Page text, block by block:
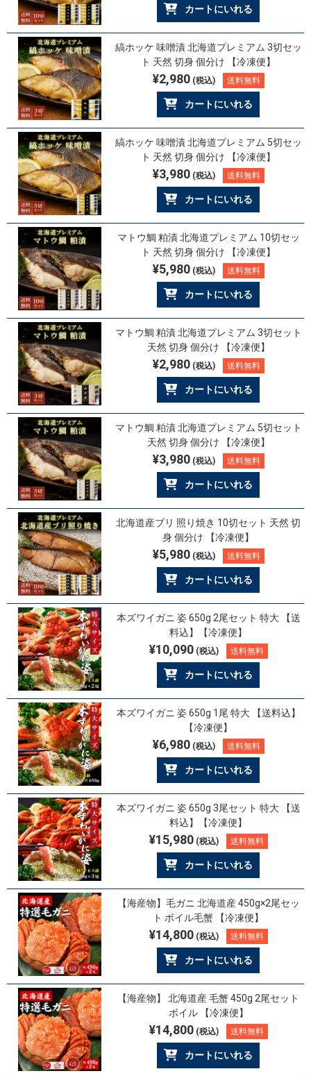
カートにいれる
縞ホッケ 味噌漬 北海道プレミアム 3切セッ
ト 天然 切身 個分け 【冷凍便】
¥2,980(税込) 送料無料
カートにいれる
縞ホッケ 味噌漬 北海道プレミアム 5切セッ
ト 天然 切身 個分け 【冷凍便】
¥3,980(税込) 送料無料
カートにいれる
マトウ鯛 粕漬 北海道プレミアム 10切セッ
ト 天然 切身 個分け 【冷凍便】
¥5,980(税込) 送料無料
カートにいれる
マトウ鯛 粕漬 北海道プレミアム 3切セット
天然 切身 個分け 【冷凍便】
¥2,980(税込) 送料無料
カートにいれる
マトウ鯛 粕漬 北海道プレミアム 5切セット
天然 切身 個分け 【冷凍便】
¥3,980(税込) 送料無料
カートにいれる
北海道産ブリ 照り焼き 10切セット 天然 切
身 個分け 【冷凍便】
¥5,980(税込) 送料無料
カートにいれる
本ズワイガニ 姿 650g 2尾セット 特大 【送
料込】【冷凍便】
¥10,090(税込) 送料無料
カートにいれる
本ズワイガニ 姿 650g 1尾 特大 【送料込】
【冷凍便】
¥6,980(税込) 送料無料
カートにいれる
本ズワイガニ 姿 650g 3尾セット 特大 【送
料込】【冷凍便】
¥15,980(税込) 送料無料
カートにいれる
【海産物】毛ガニ 北海道産 450g×2尾セッ
ト ボイル毛蟹 【冷凍便】
¥14,800(税込) 送料無料
カートにいれる
【海産物】 北海道産 毛蟹 450g 2尾セット
ボイル 【冷凍便】
¥14,800(税込) 送料無料
カートにいれる